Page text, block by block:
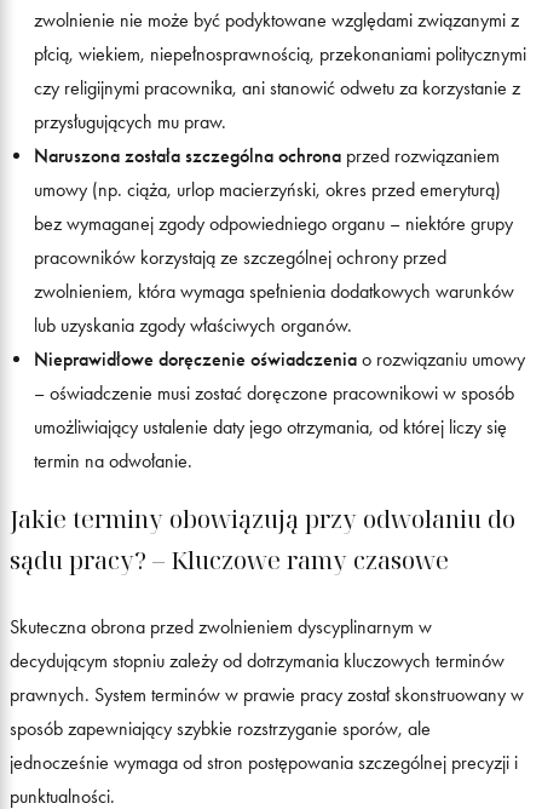
zwolnienie nie może być podyktowane względami związanymi z
płcią, wiekiem, niepełnosprawnością, przekonaniami politycznymi
czy religijnymi pracownika, ani stanowić odwetu za korzystanie z
przysługujących mu praw.
Naruszona została szczególna ochrona przed rozwiązaniem
umowy (np. ciąża, urlop macierzyński, okres przed emeryturą)
bez wymaganej zgody odpowiedniego organu – niektóre grupy
pracowników korzystają ze szczególnej ochrony przed
zwolnieniem, która wymaga spełnienia dodatkowych warunków
lub uzyskania zgody właściwych organów.
Nieprawidłowe doręczenie oświadczenia o rozwiązaniu umowy
– oświadczenie musi zostać doręczone pracownikowi w sposób
umożliwiający ustalenie daty jego otrzymania, od której liczy się
termin na odwołanie.
Jakie terminy obowiązują przy odwołaniu do
sądu pracy? – Kluczowe ramy czasowe
Skuteczna obrona przed zwolnieniem dyscyplinarnym w
decydującym stopniu zależy od dotrzymania kluczowych terminów
prawnych. System terminów w prawie pracy został skonstruowany w
sposób zapewniający szybkie rozstrzyganie sporów, ale
jednocześnie wymaga od stron postępowania szczególnej precyzji i
punktualności.